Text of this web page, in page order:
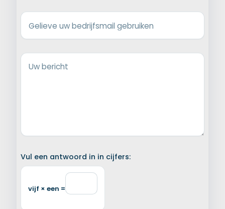
Gelieve uw bedrijfsmail gebruiken
Uw bericht
Vul een antwoord in in cijfers:
vijf × een =